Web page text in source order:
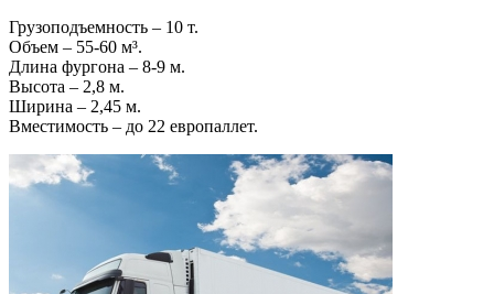
Грузоподъемность – 10 т.
Объем – 55-60 м³.
Длина фургона – 8-9 м.
Высота – 2,8 м.
Ширина – 2,45 м.
Вместимость – до 22 европаллет.